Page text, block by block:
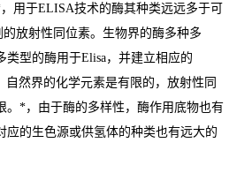
，用于ELISA技术的酶其种类远远多于可
的放射性同位素。生物界的酶多种多
类型的酶用于Elisa，并建立相应的
自然界的化学元素是有限的，放射性同
*，由于酶的多样性，酶作用底物也有
应的生色源或供氢体的种类也有远大的